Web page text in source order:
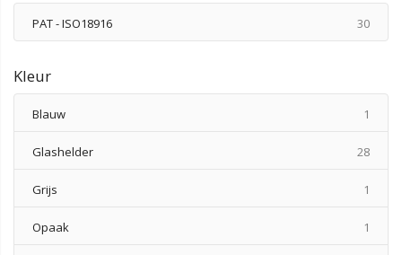
PAT - ISO18916 30
Kleur
Blauw 1
Glashelder 28
Grijs 1
Opaak 1